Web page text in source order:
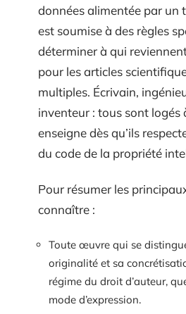
données alimentée par un
est soumise à des règles
déterminer à qui
pour les articles
multiples. Écrivain,
inventeur : tous sont logés
enseigne dès qu’ils
du code de la propriété
Pour résumer les
connaître :
Toute œuvre qui se
originalité et sa
régime du droit d’auteur,
mode d’expression.